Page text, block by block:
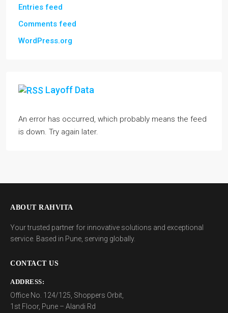
Entries feed
Comments feed
WordPress.org
Layoff Data
An error has occurred, which probably means the feed
is down. Try again later.
ABOUT RAHVITA
Your trusted partner for innovative solutions and exceptional
service. Based in Pune, serving globally.
CONTACT US
ADDRESS:
Office No. 124/125, Shoppers Orbit,
1st Floor, Pune – Alandi Rd